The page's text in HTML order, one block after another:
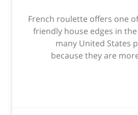
French roulette offers one
friendly house edges in
many United States
because they are